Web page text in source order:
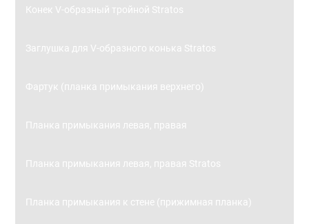
Конек V-образный тройной Stratos
Заглушка для V-образного конька Stratos
Фартук (планка примыкания верхнего)
Планка примыкания левая, правая
Планка примыкания левая, правая Stratos
Планка примыкания к стене (прижимная планка)